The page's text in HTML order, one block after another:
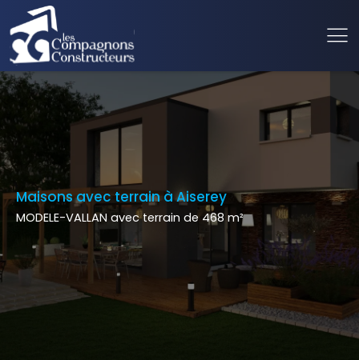
Maisons avec terrain à Aiserey
MODELE-VALLAN avec terrain de 468 m²